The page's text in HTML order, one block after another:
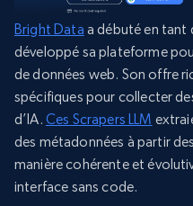
Bright Data a débuté en tant
développé sa plateforme
de données web. Son offre
spécifiques pour collecter
d’IA. Ces Scrapers LLM
des métadonnées à partir
manière cohérente et
interface sans code.